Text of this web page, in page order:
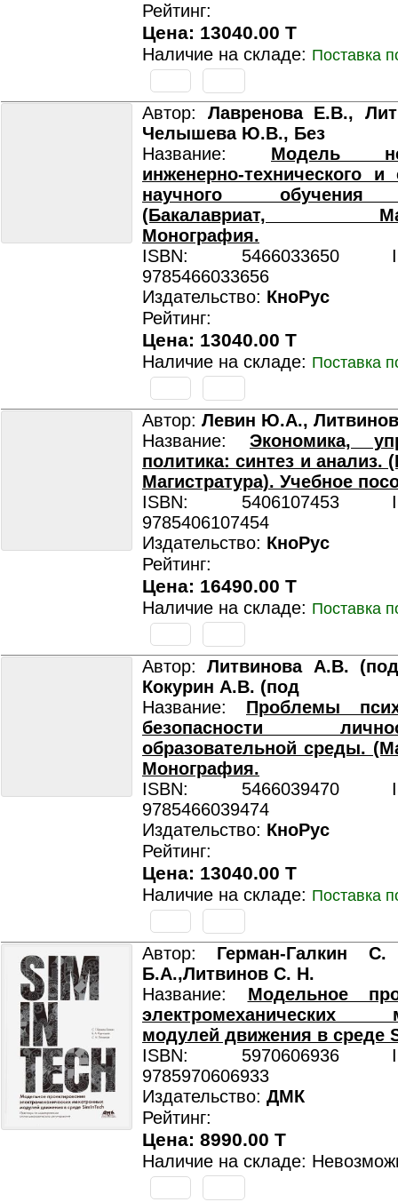
Рейтинг:
Цена: 13040.00 T
Наличие на складе: Поставка
Автор: Лавренова Е.В.,
Челышева Ю.В., Без
Название: Модель
инженерно-технического и
научного обучения
(Бакалавриат,
Монография.
ISBN: 5466033650
9785466033656
Издательство: КноРус
Рейтинг:
Цена: 13040.00 T
Наличие на складе: Поставка
Автор: Левин Ю.А.,
Название: Экономика,
политика: синтез и анализ.
Магистратура). Учебное
ISBN: 5406107453
9785406107454
Издательство: КноРус
Рейтинг:
Цена: 16490.00 T
Наличие на складе: Поставка
Автор:Литвинова А.В.
Кокурин А.В. (под
Название: Проблемы
безопасности
образовательной среды.
Монография.
ISBN: 5466039470
9785466039474
Издательство: КноРус
Рейтинг:
Цена: 13040.00 T
Наличие на складе: Поставка
Автор: Герман-Галкин С.
Б.А.,Литвинов С. Н.
Название: Модельное
электромеханических
модулей движения в среде
ISBN: 5970606936
9785970606933
Издательство: ДМК
Рейтинг:
Цена: 8990.00 T
Наличие на складе: